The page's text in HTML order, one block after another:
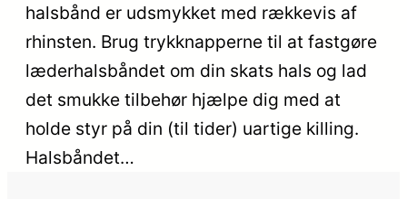
halsbånd er udsmykket med rækkevis af
rhinsten. Brug trykknapperne til at fastgøre
læderhalsbåndet om din skats hals og lad
det smukke tilbehør hjælpe dig med at
holde styr på din (til tider) uartige killing.
Halsbåndet…